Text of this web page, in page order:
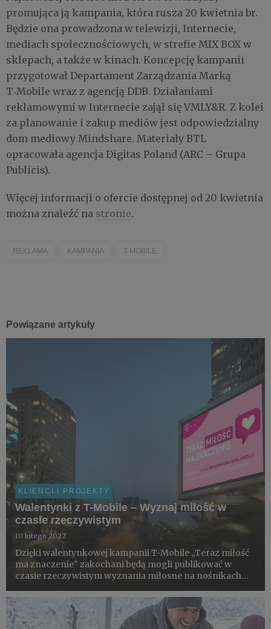
promująca ją kampania, która rusza 20 kwietnia br.
Będzie ona prowadzona w telewizji, Internecie,
mediach społecznościowych, w strefie MIX BOX w
sklepach, a także w kinach. Koncepcję kampanii
przygotował Departament Zarządzania Marką
T‑Mobile wraz z agencją DDB. Działaniami
reklamowymi w Internecie zajął się VMLY&R. Z kolei
za planowanie i zakup mediów jest odpowiedzialny
dom mediowy Mindshare. Materiały BTL
opracowała agencja Digitas Poland (ARC – Grupa
Publicis).
Więcej informacji o ofercie dostępnej od 20 kwietnia
można znaleźć na stronie.
REKLAMA KAMPANIA T-MOBILE
Powiązane artykuły
KLIENCI I PROJEKTY
Walentynki z T-Mobile – Wyznaj miłość w
czasie rzeczywistym
10 lutego 2022
Dzięki walentynkowej kampanii T-Mobile „Teraz miłość
ma znaczenie" zakochani będą mogli publikować w
czasie rzeczywistym wyznania miłosne na nośnikach
Poznaniu, Warszawie i we Wrocławiu.